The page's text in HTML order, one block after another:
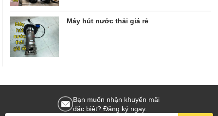
Máy hút nước thải giá rẻ
Bạn muốn nhận khuyến mãi
đặc biệt? Đăng ký ngay.